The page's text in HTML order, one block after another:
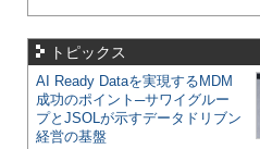
トピックス
AI Ready Dataを実現するMDM
成功のポイント─サワイグルー
プとJSOLが示すデータドリブン
経営の基盤